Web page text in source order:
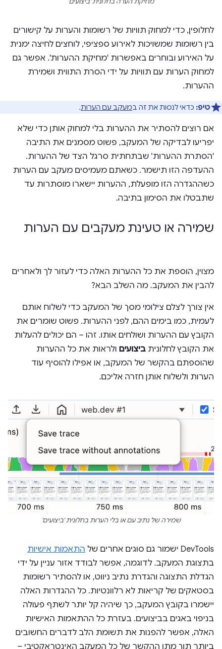
לחלופין, כדי למחוק תוויות של רשומות והערות על קישורים
בין רשומות שמשויכות לאירוע ספציפי, לוחצים לחיצה ימנית
על האירוע ובוחרים באפשרות 'מחיקת ההערות'. אפשר גם
למחוק הערות עם תוויות על ידי הסרת התווית ושמירת
ההערות.
טיפ: כדאי לנסות את זה במעקב עם הערות.
אם רוצים להסתיר את ההערות בלי למחוק אותן כדי שלא
יפריעו לבדיקה של המעקב, פשוט מסמנים את התיבה
'הסתרת ההערות' שבתחתית סרגל הצד של ההערות.
ההעדפה הזו תישמר. כשאתם מעמיסים מעקב עם הערות
כשההגדרה הזו מופעלת, ההערות יישארו מוסתרות עד
שתבטלו את הסימון בתיבה.
שמירה או טעינת מעקבים עם הערות
מצוין, הוספת את כל ההערות האלה כדי לעזור לך ולאחרים
להבין את המעקב. מה השלב הבא?
אין צורך לצלם צילומי מסך של המעקב כדי לשלוח אותם
לעמית, כמו בימים ההם, לפני ההערות. פשוט שומרים את
הקובץ עם ההערות ושולחים אותו. זהו – הם יכולים להעלות
את הקובץ לחלונית ביצועים ולראות את כל ההערות
שהוספתם בהקשר של המעקב, או אפילו להוסיף עוד
הערות ולשלוח אותן חזרה אליכם.
שמירה של נתיב עם או בלי הערות בחלונית 'ביצועים'
DevTools ישמור גם סוגים אחרים של
התאמות אישיות
בתצוגת המעקב. לדוגמה, אפשר לבודד אזור עניין על ידי
הגדלת התצוגה והגדרת נתיב ניווט, או להסתיר רשומות
בסטאקים של קריאות לא רלוונטיות. כל ההגדרות האלה
יישמרו בקובץ המעקב, כך שיהיה קל יותר לשתף פעולה
בניפוי באגים בביצועים. בעזרת כל ההתאמות האישיות
האלה, אפשר להפנות את תשומת הלב לדברים החשובים
ביותר תוך מתן ההקשר של כל המעקב האינטראקטיבי –